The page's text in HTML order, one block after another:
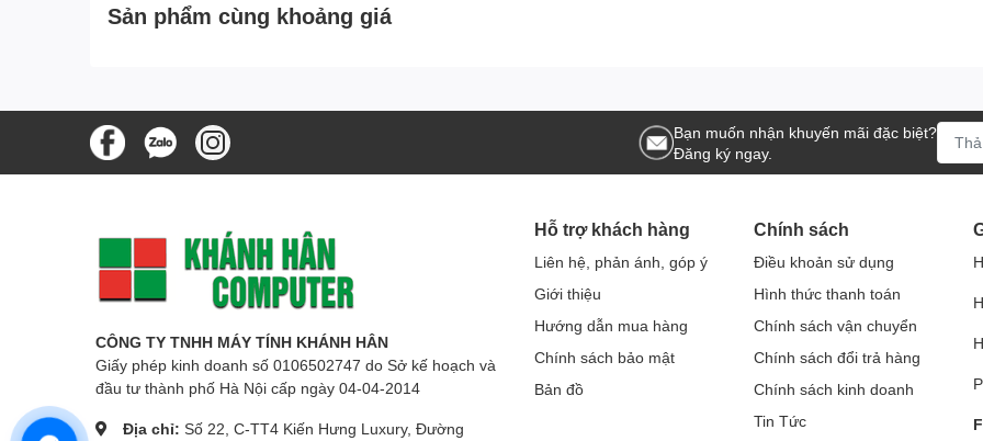
Sản phẩm cùng khoảng giá
Bạn muốn nhận khuyến mãi đặc biệt?
Đăng ký ngay.
CÔNG TY TNHH MÁY TÍNH KHÁNH HÂN
Giấy phép kinh doanh số 0106502747 do Sở kế hoạch và
đầu tư thành phố Hà Nội cấp ngày 04-04-2014
Địa chỉ: Số 22, C-TT4 Kiến Hưng Luxury, Đường
Hỗ trợ khách hàng
Liên hệ, phản ánh, góp ý
Giới thiệu
Hướng dẫn mua hàng
Chính sách bảo mật
Bản đồ
Chính sách
Điều khoản sử dụng
Hình thức thanh toán
Chính sách vận chuyển
Chính sách đổi trả hàng
Chính sách kinh doanh
Tin Tức